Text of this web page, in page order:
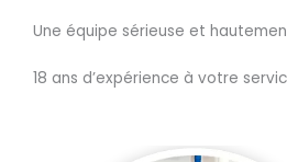
Une équipe sérieuse et
18 ans d’expérience à votre